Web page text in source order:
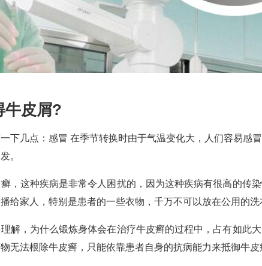
牛皮屑?
下几点：感冒 在季节转换时由于气温变化大，人们容易感
。
，这种疾病是非常令人困扰的，因为这种疾病有很高的传
给家人，特别是患者的一些衣物，千万不可以放在公用的洗
解，为什么锻炼身体会在治疗牛皮癣的过程中，占有如此
无法根除牛皮癣，只能依靠患者自身的抗病能力来抵御牛皮